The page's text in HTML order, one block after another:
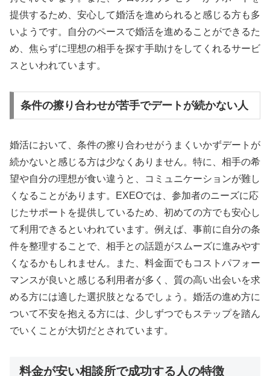
提供するため、安心して婚活を進められると感じる方も多
いようです。自分のペースで婚活を進めることができるた
め、焦らずに理想の相手を探す手助けをしてくれるサービ
スといわれています。
条件の擦り合わせが苦手でデートが続かない人
婚活において、条件の擦り合わせがうまくいかずデートが
続かないと感じる方は少なくありません。特に、相手の希
望や自分の理想が食い違うと、コミュニケーションが難し
くなることがあります。EXEOでは、参加者のニーズに応
じたサポートを提供しているため、初めての方でも安心し
て利用できるといわれています。例えば、事前に自分の条
件を整理することで、相手との話題がスムーズに進みやす
くなるかもしれません。また、料金面でもコストパフォー
マンスが良いと感じる利用者が多く、質の高い出会いを求
める方には適した選択肢となるでしょう。婚活の進め方に
ついて不安を抱える方には、少しずつでもステップを踏ん
でいくことが大切だとされています。
料金が安い相談所で成功する人の特徴